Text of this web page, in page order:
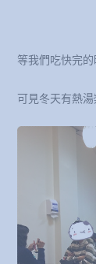
等我們吃快完
可見冬天有熱